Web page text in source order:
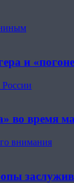
и
России
во время
внимания